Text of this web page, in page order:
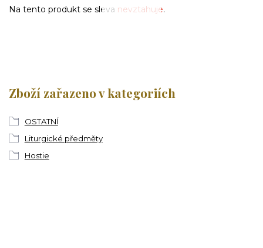
Na tento produkt se sleva nevztahuje.
Zboží zařazeno v kategoriích
OSTATNÍ
Liturgické předměty
Hostie